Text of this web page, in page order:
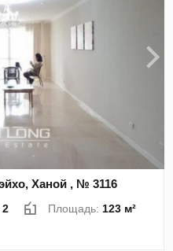
Ханой , № 3116
2 Площадь:123 м²